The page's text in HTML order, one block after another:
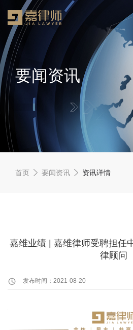
要闻资讯
首页 要闻资讯 资讯详情
嘉维业绩 | 嘉维律师受聘担任
律顾问
发布时间：2021-08-20